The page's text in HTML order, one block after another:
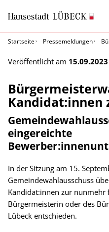
Startseite
Pressemeldungen
Veröffentlicht am 15.09.2023
Kandidat:innen
eingereichte
In der Sitzung am 15.
Gemeindewahlausschuss
Kandidat:innen zur
Bürgermeisterin oder des
Lübeck entschieden.